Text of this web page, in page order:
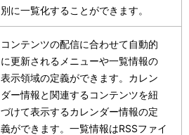
別に一覧化することができます。
コンテンツの配信に合わせて自動的
に更新されるメニューや一覧情報の
表示領域の定義ができます。カレン
ダー情報と関連するコンテンツを紐
づけて表示するカレンダー情報の定
義ができます。一覧情報はRSSファイ